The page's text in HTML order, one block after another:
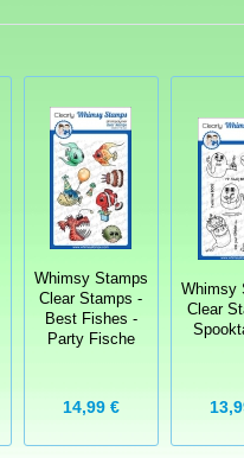
Whimsy Stamps
Clear Stamps -
Best Fishes -
Party Fische
14,99 €
Whimsy
Clear